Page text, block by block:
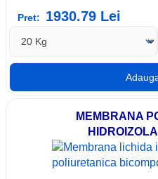
Pret: 1930.79 Lei
MEMBRANA